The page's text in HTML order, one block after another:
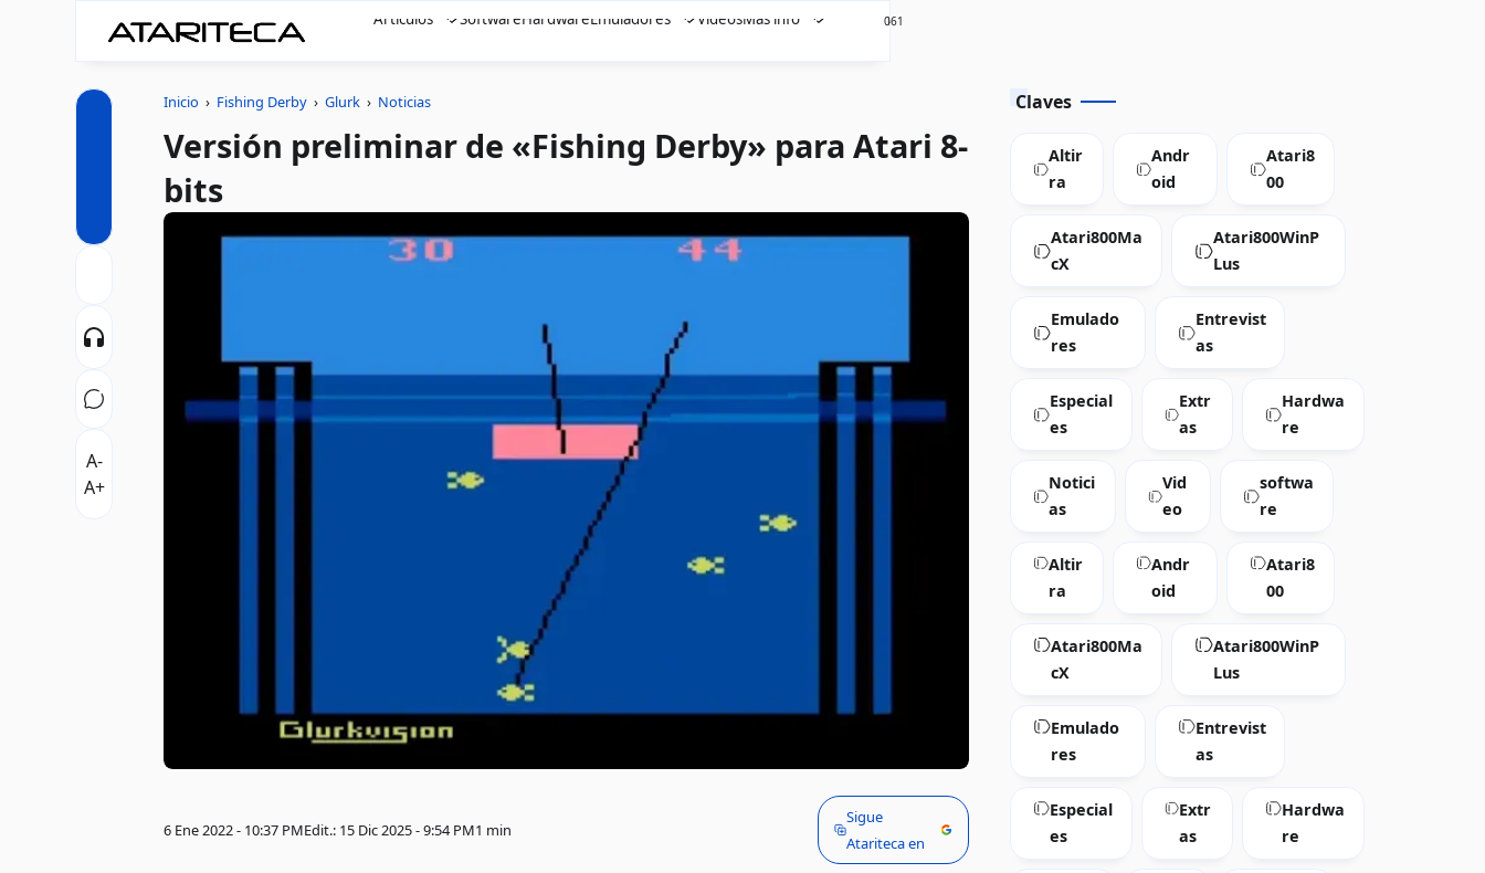
Artículos SoftwareHardwareEmuladores VideosMás info 461
0
Inicio › Fishing Derby › Glurk › Noticias
Versión preliminar de «Fishing Derby» para Atari 8-
bits
6 Ene 2022 - 10:37 PMEdit.: 15 Dic 2025 - 9:54 PM1 min
Sigue
Atariteca en
Claves
Altir
ra
Andr
oid
Atari8
00
Atari800Ma
cX
Atari800WinP
Lus
Emulado
res
Entrevist
as
Especial
es
Extr
as
Hardwa
re
Notici
as
Vid
eo
softwa
re
Altir
ra
Andr
oid
Atari8
00
Atari800Ma
cX
Atari800WinP
Lus
Emulado
res
Entrevist
as
Especial
es
Extr
as
Hardwa
re